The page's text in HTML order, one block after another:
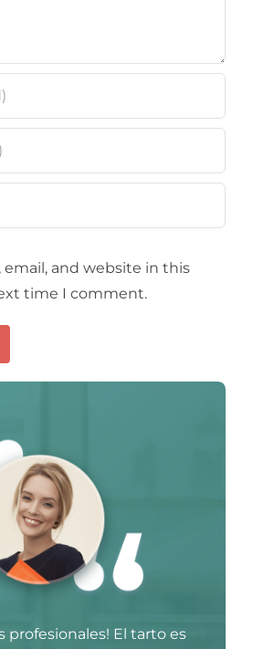
email, and website in this
time I comment.
profesionales! El tarto es